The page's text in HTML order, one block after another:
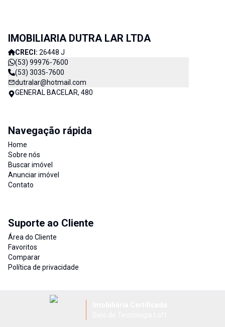
IMOBILIARIA DUTRA LAR LTDA
CRECI: 26448 J
(53) 99976-7600
(53) 3035-7600
dutralar@hotmail.com
GENERAL BACELAR, 480
Navegação rápida
Home
Sobre nós
Buscar imóvel
Anunciar imóvel
Contato
Suporte ao Cliente
Área do Cliente
Favoritos
Comparar
Política de privacidade